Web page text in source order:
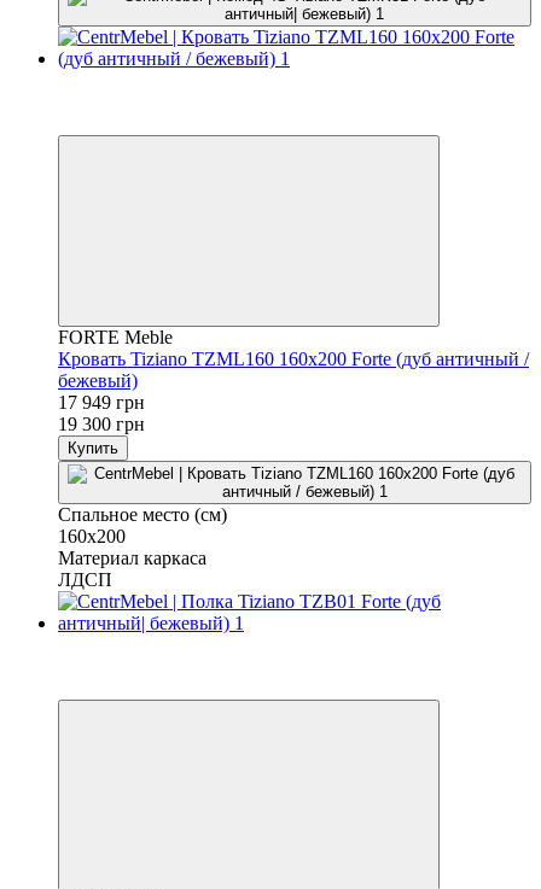
FORTE Meble
Кровать Tiziano TZML160 160x200 Forte (дуб античный /
бежевый)
17 949 грн
19 300 грн
Купить
Спальное место (см)
160х200
Материал каркаса
ЛДСП